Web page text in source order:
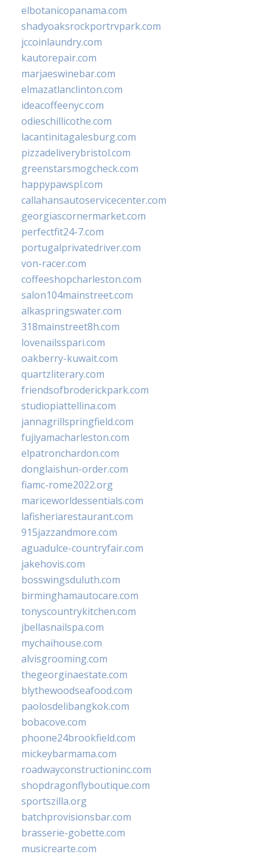
elbotanicopanama.com
shadyoaksrockportrvpark.com
jccoinlaundry.com
kautorepair.com
marjaeswinebar.com
elmazatlanclinton.com
ideacoffeenyc.com
odieschillicothe.com
lacantinitagalesburg.com
pizzadeliverybristol.com
greenstarsmogcheck.com
happypawspl.com
callahansautoservicecenter.com
georgiascornermarket.com
perfectfit24-7.com
portugalprivatedriver.com
von-racer.com
coffeeshopcharleston.com
salon104mainstreet.com
alkaspringswater.com
318mainstreet8h.com
lovenailsspari.com
oakberry-kuwait.com
quartzliterary.com
friendsofbroderickpark.com
studiopiattellina.com
jannagrillspringfield.com
fujiyamacharleston.com
elpatronchardon.com
donglaishun-order.com
fiamc-rome2022.org
mariceworldessentials.com
lafisheriarestaurant.com
915jazzandmore.com
aguadulce-countryfair.com
jakehovis.com
bosswingsduluth.com
birminghamautocare.com
tonyscountrykitchen.com
jbellasnailspa.com
mychaihouse.com
alvisgrooming.com
thegeorginaestate.com
blythewoodseafood.com
paolosdelibangkok.com
bobacove.com
phoone24brookfield.com
mickeybarmama.com
roadwayconstructioninc.com
shopdragonflyboutique.com
sportszilla.org
batchprovisionsbar.com
brasserie-gobette.com
musicrearte.com